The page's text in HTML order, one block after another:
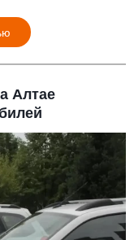
Алтае